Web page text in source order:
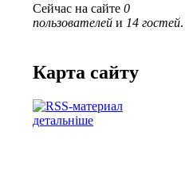
Сейчас на сайте 0
пользователей и 14 гостей.
Карта сайту
детальніше